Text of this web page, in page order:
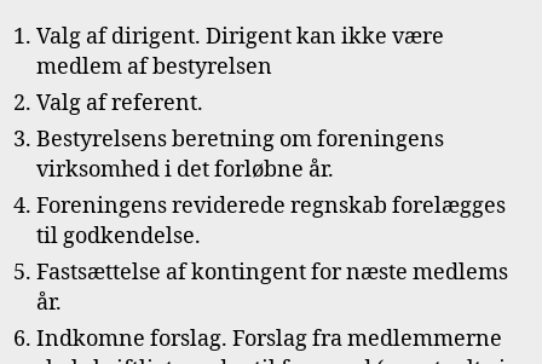
Valg af dirigent. Dirigent kan ikke være
medlem af bestyrelsen
Valg af referent.
Bestyrelsens beretning om foreningens
virksomhed i det forløbne år.
Foreningens reviderede regnskab forelægges
til godkendelse.
Fastsættelse af kontingent for næste medlems
år.
Indkomne forslag. Forslag fra medlemmerne